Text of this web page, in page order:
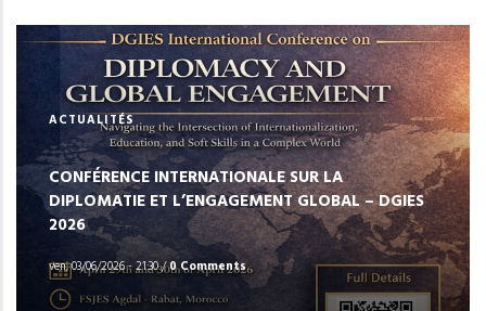
ACTUALITÉS
CONFÉRENCE INTERNATIONALE SUR LA
DIPLOMATIE ET L’ENGAGEMENT GLOBAL – DGIES
2026
ven, 03/06/2026 - 21:30/0 Comments